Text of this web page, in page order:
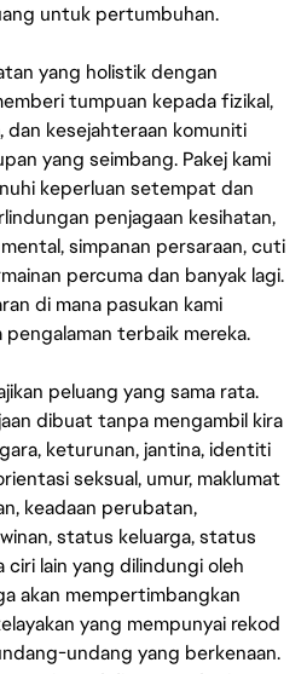
untuk pertumbuhan.
yang holistik dengan
tumpuan kepada fizikal,
dan kesejahteraan komuniti
yang seimbang. Pakej kami
keperluan setempat dan
penjagaan kesihatan,
simpanan persaraan, cuti
percuma dan banyak lagi.
di mana pasukan kami
terbaik mereka.
peluang yang sama rata.
dibuat tanpa mengambil kira
keturunan, jantina, identiti
seksual, umur, maklumat
keadaan perubatan,
status keluarga, status
lain yang dilindungi oleh
akan mempertimbangkan
yang mempunyai rekod
undang yang berkenaan.